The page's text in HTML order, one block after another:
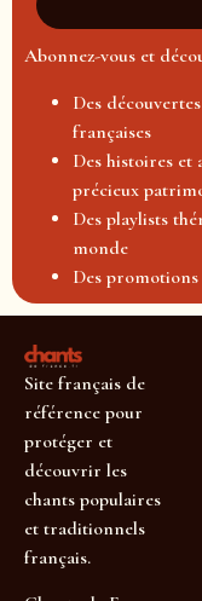
Abonnez-vous et
Des
françaises
Des histoires et
précieux
Des playlists
monde
Des promotions
Site français de
référence pour
protéger et
découvrir les
chants populaires
et traditionnels
français.